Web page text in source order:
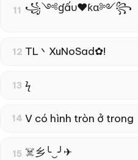
11 ꧁༺ɠấυ❤ƙɑ༻꧂
12 TL丶XuNoSad✿!
13 ϟ
14 V có hình tròn ở trong
15 ☠️乡╰‿╯✈